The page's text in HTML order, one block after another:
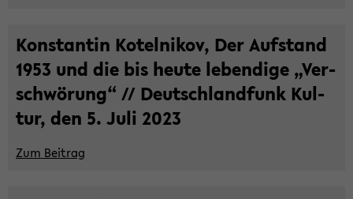
Kon­stan­tin Ko­tel­ni­kov, Der Auf­stand
1953 und die bis heute le­ben­di­ge „Ver­
schwö­rung“ // Deutsch­land­funk Kul­
tur, den 5. Juli 2023
Zum Bei­trag